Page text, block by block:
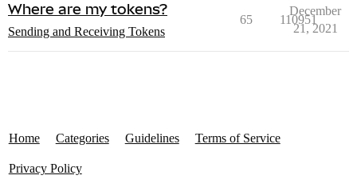
Where are my tokens?
Sending and Receiving Tokens
65 110951
December
21, 2021
Home Categories Guidelines Terms of Service
Privacy Policy